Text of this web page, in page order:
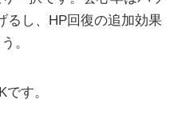
るし、HP回復の追加効果
。
す。